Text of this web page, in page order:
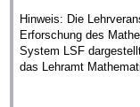
Hinweis: Die
Erforschung des
System LSF
das Lehramt